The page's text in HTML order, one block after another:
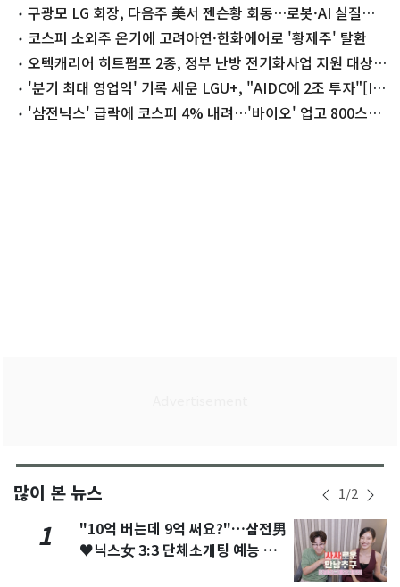
구광모 LG 회장, 다음주 美서 젠슨황 회동…로봇·AI 실질적
협력안 논의
코스피 소외주 온기에 고려아연·한화에어로 '황제주' 탈환
오텍캐리어 히트펌프 2종, 정부 난방 전기화사업 지원 대상
선정'분기 최대 영업익' 기록 세운 LGU+, "AIDC에 2조 투자"[IR
종합]
'삼전닉스' 급락에 코스피 4% 내려…'바이오' 업고 800스닥
많이 본 뉴스 1/2
1
"10억 버는데 9억 써요?"…삼전男
♥닉스女 3:3 단체소개팅 예능 화